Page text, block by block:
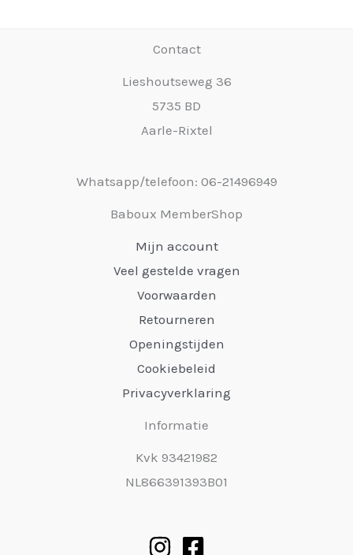
Contact
Lieshoutseweg 36
5735 BD
Aarle-Rixtel
Whatsapp/telefoon: 06-21496949
Baboux MemberShop
Mijn account
Veel gestelde vragen
Voorwaarden
Retourneren
Openingstijden
Cookiebeleid
Privacyverklaring
Informatie
Kvk 93421982
NL866391393B01